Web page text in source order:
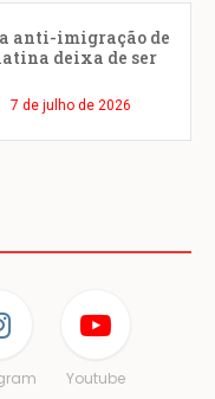
anti-imigração de
deixa de ser
7 de julho de 2026
Youtube